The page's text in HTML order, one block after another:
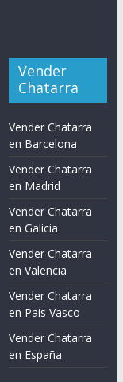
Vender
Chatarra
Vender Chatarra
en Barcelona
Vender Chatarra
en Madrid
Vender Chatarra
en Galicia
Vender Chatarra
en Valencia
Vender Chatarra
en Pais Vasco
Vender Chatarra
en España